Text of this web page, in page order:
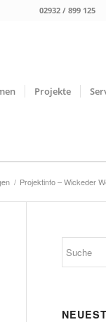
02932 / 899 125
Projekte
/ Projektinfo – Wickeder